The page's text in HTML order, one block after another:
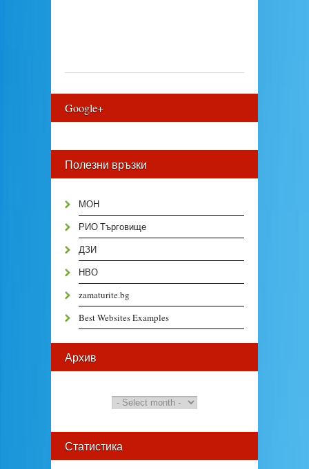
Google+
Полезни връзки
МОН
РИО Търговище
ДЗИ
НВО
zamaturite.bg
Best Websites Examples
Архив
Статистика